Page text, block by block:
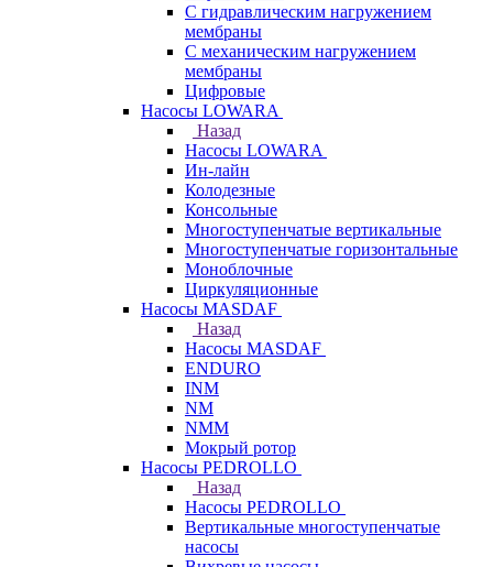
С гидравлическим нагружением
мембраны
С механическим нагружением
мембраны
Цифровые
Насосы LOWARA
Назад
Насосы LOWARA
Ин-лайн
Колодезные
Консольные
Многоступенчатые вертикальные
Многоступенчатые горизонтальные
Моноблочные
Циркуляционные
Насосы MASDAF
Назад
Насосы MASDAF
ENDURO
INM
NM
NMM
Мокрый ротор
Насосы PEDROLLO
Назад
Насосы PEDROLLO
Вертикальные многоступенчатые
насосы